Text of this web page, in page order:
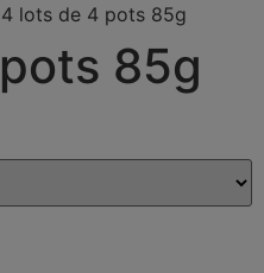
lots de 4 pots 85g
85g